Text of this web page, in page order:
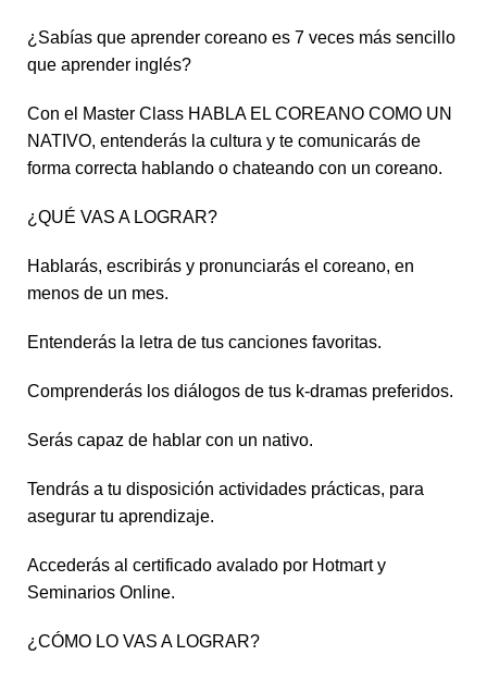
¿Sabías que aprender coreano es 7 veces más sencillo
que aprender inglés?
Con el Master Class HABLA EL COREANO COMO UN
NATIVO, entenderás la cultura y te comunicarás de
forma correcta hablando o chateando con un coreano.
¿QUÉ VAS A LOGRAR?
Hablarás, escribirás y pronunciarás el coreano, en
menos de un mes.
Entenderás la letra de tus canciones favoritas.
Comprenderás los diálogos de tus k-dramas preferidos.
Serás capaz de hablar con un nativo.
Tendrás a tu disposición actividades prácticas, para
asegurar tu aprendizaje.
Accederás al certificado avalado por Hotmart y
Seminarios Online.
¿CÓMO LO VAS A LOGRAR?